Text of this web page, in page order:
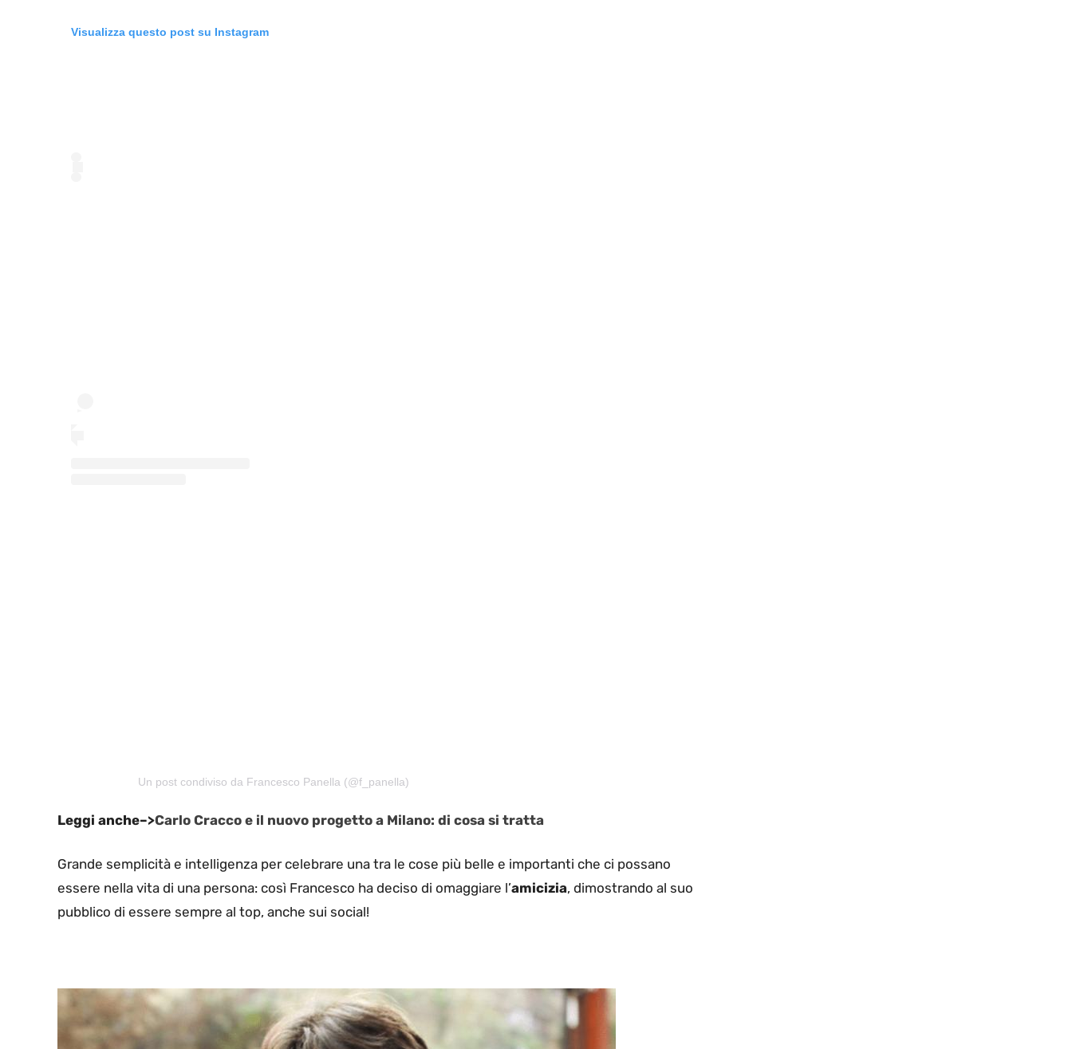
Visualizza questo post su Instagram
Un post condiviso da Francesco Panella (@f_panella)
Leggi anche–>Carlo Cracco e il nuovo progetto a Milano: di cosa si tratta
Grande semplicità e intelligenza per celebrare una tra le cose più belle e importanti che ci possano
essere nella vita di una persona: così Francesco ha deciso di omaggiare l’amicizia, dimostrando al suo
pubblico di essere sempre al top, anche sui social!